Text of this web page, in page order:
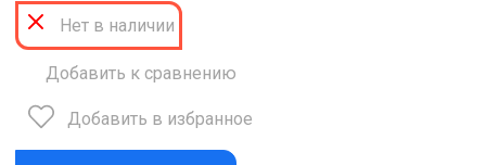
Нет в наличии
Добавить к сравнению
Добавить в избранное